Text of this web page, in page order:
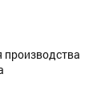
производства